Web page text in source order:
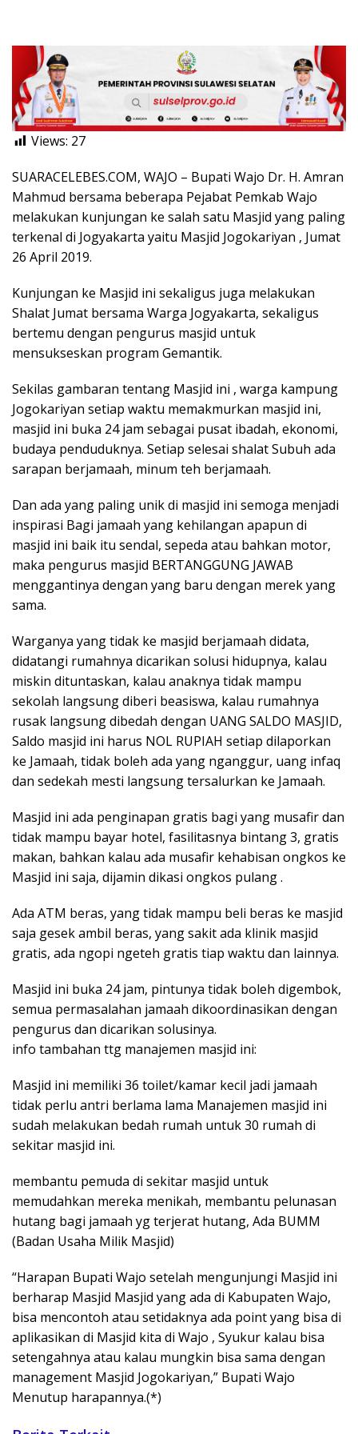
Views: 27
SUARACELEBES.COM, WAJO – Bupati Wajo Dr. H. Amran
Mahmud bersama beberapa Pejabat Pemkab Wajo
melakukan kunjungan ke salah satu Masjid yang paling
terkenal di Jogyakarta yaitu Masjid Jogokariyan , Jumat
26 April 2019.
Kunjungan ke Masjid ini sekaligus juga melakukan
Shalat Jumat bersama Warga Jogyakarta, sekaligus
bertemu dengan pengurus masjid untuk
mensukseskan program Gemantik.
Sekilas gambaran tentang Masjid ini , warga kampung
Jogokariyan setiap waktu memakmurkan masjid ini,
masjid ini buka 24 jam sebagai pusat ibadah, ekonomi,
budaya penduduknya. Setiap selesai shalat Subuh ada
sarapan berjamaah, minum teh berjamaah.
Dan ada yang paling unik di masjid ini semoga menjadi
inspirasi Bagi jamaah yang kehilangan apapun di
masjid ini baik itu sendal, sepeda atau bahkan motor,
maka pengurus masjid BERTANGGUNG JAWAB
menggantinya dengan yang baru dengan merek yang
sama.
Warganya yang tidak ke masjid berjamaah didata,
didatangi rumahnya dicarikan solusi hidupnya, kalau
miskin dituntaskan, kalau anaknya tidak mampu
sekolah langsung diberi beasiswa, kalau rumahnya
rusak langsung dibedah dengan UANG SALDO MASJID,
Saldo masjid ini harus NOL RUPIAH setiap dilaporkan
ke Jamaah, tidak boleh ada yang nganggur, uang infaq
dan sedekah mesti langsung tersalurkan ke Jamaah.
Masjid ini ada penginapan gratis bagi yang musafir dan
tidak mampu bayar hotel, fasilitasnya bintang 3, gratis
makan, bahkan kalau ada musafir kehabisan ongkos ke
Masjid ini saja, dijamin dikasi ongkos pulang .
Ada ATM beras, yang tidak mampu beli beras ke masjid
saja gesek ambil beras, yang sakit ada klinik masjid
gratis, ada ngopi ngeteh gratis tiap waktu dan lainnya.
Masjid ini buka 24 jam, pintunya tidak boleh digembok,
semua permasalahan jamaah dikoordinasikan dengan
pengurus dan dicarikan solusinya.
info tambahan ttg manajemen masjid ini:
Masjid ini memiliki 36 toilet/kamar kecil jadi jamaah
tidak perlu antri berlama lama Manajemen masjid ini
sudah melakukan bedah rumah untuk 30 rumah di
sekitar masjid ini.
membantu pemuda di sekitar masjid untuk
memudahkan mereka menikah, membantu pelunasan
hutang bagi jamaah yg terjerat hutang, Ada BUMM
(Badan Usaha Milik Masjid)
“Harapan Bupati Wajo setelah mengunjungi Masjid ini
berharap Masjid Masjid yang ada di Kabupaten Wajo,
bisa mencontoh atau setidaknya ada point yang bisa di
aplikasikan di Masjid kita di Wajo , Syukur kalau bisa
setengahnya atau kalau mungkin bisa sama dengan
management Masjid Jogokariyan,” Bupati Wajo
Menutup harapannya.(*)